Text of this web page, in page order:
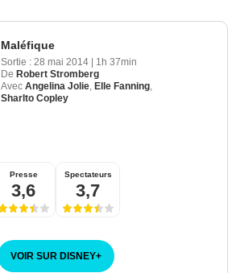
Maléfique
Sortie : 28 mai 2014
1h 37min
De Robert Stromberg
Avec Angelina Jolie, Elle Fanning,
Sharlto Copley
Presse
3,6
Spectateurs
3,7
VOIR SUR DISNEY+